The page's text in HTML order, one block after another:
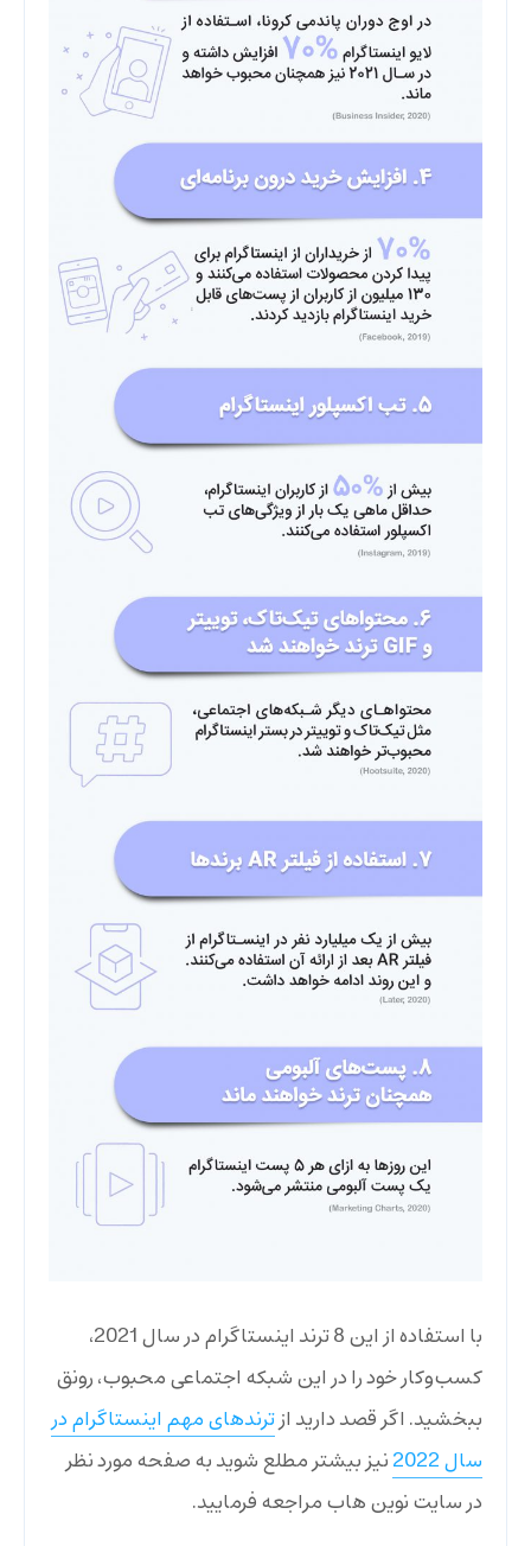
با استفاده از این 8 ترند اینستاگرام در سال 2021،
کسب‌و‌کار خود را در این شبکه اجتماعی محبوب، رونق
ببخشید. اگر قصد دارید ازترندهای مهم اینستاگرام در
سال 2022
نیز بیشتر مطلع شوید به صفحه مورد نظر
در سایت نوین هاب مراجعه فرمایید.